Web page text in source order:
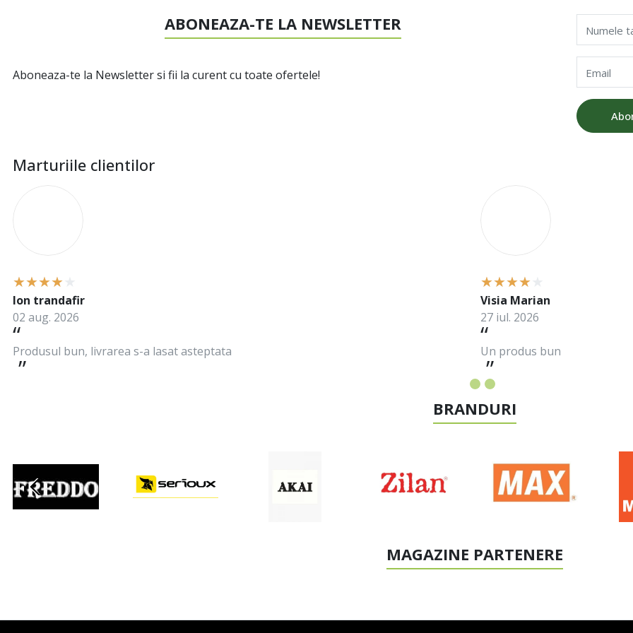
ABONEAZA-TE LA NEWSLETTER
Aboneaza-te la Newsletter si fii la curent cu toate ofertele!
Numele
Email
Marturiile clientilor
Produsul bun, livrarea s-a lasat asteptata
Ion trandafir
02 aug. 2026
Un produs bun
Visia Marian
27 iul. 2026
BRANDURI
MAGAZINE PARTENERE